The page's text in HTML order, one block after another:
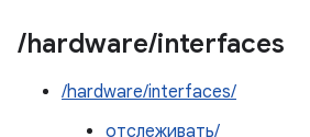
/hardware/interfaces
/hardware/interfaces/
отслеживать/